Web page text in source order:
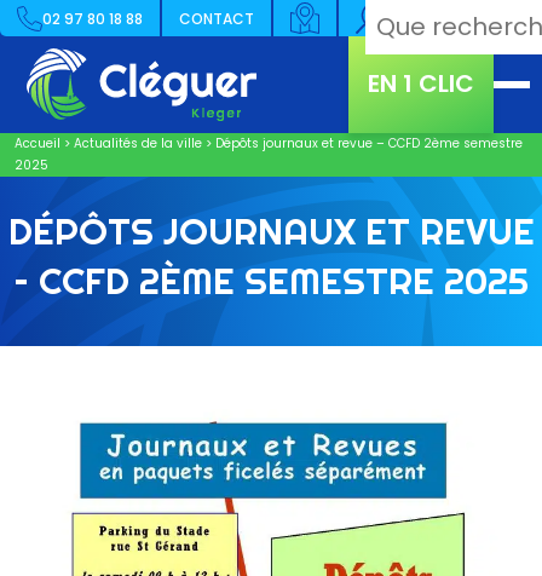
02 97 80 18 88 CONTACT
EN 1 CLIC
Accueil > Actualités de la ville > Dépôts journaux et revue – CCFD 2ème semestre
2025
DÉPÔTS JOURNAUX ET REVUE
– CCFD 2ÈME SEMESTRE 2025